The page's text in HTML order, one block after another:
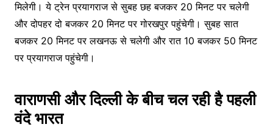
मिलेगी। ये ट्रेन प्रयागराज से सुबह छह बजकर 20 मिनट पर चलेगी
और दोपहर दो बजकर 20 मिनट पर गोरखपुर पहुंचेगी। सुबह सात
बजकर 20 मिनट पर लखनऊ से चलेगी और रात 10 बजकर 50 मिनट
पर प्रयागराज पहुंचेगी।
वाराणसी और दिल्ली के बीच चल रही है पहली
वंदे भारत